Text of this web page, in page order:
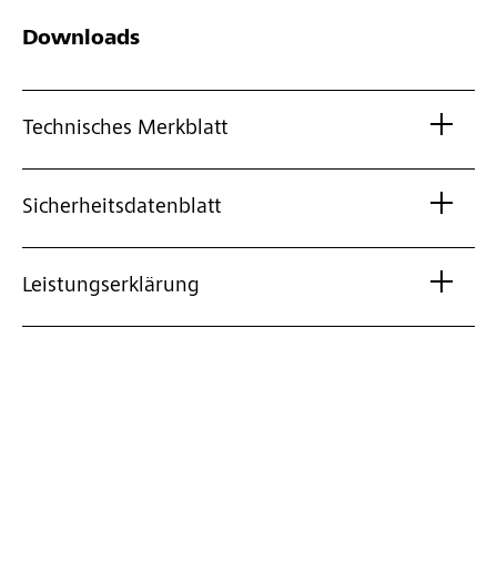
Downloads
Technisches Merkblatt
Sicherheitsdatenblatt
Leistungserklärung